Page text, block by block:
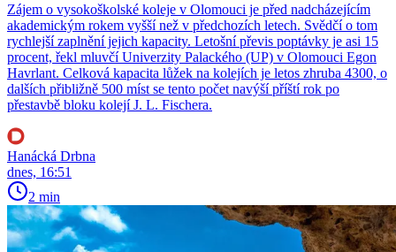
Zájem o vysokoškolské koleje v Olomouci je před nadcházejícím
akademickým rokem vyšší než v předchozích letech. Svědčí o tom
rychlejší zaplnění jejich kapacity. Letošní převis poptávky je asi 15
procent, řekl mluvčí Univerzity Palackého (UP) v Olomouci Egon
Havrlant. Celková kapacita lůžek na kolejích je letos zhruba 4300, o
dalších přibližně 500 míst se tento počet navýší příští rok po
přestavbě bloku kolejí J. L. Fischera.
Hanácká Drbna
dnes, 16:51
2 min